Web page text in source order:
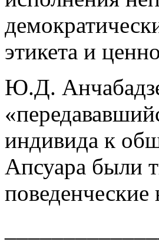
этикета и
Ю.Д.
индивида к
Апсуара были